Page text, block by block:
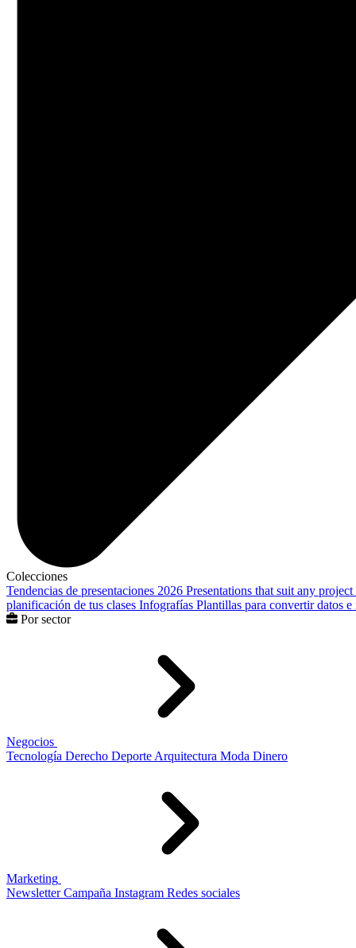
Colecciones
Tendencias de presentaciones 2026 Presentations that suit any project
planificación de tus clases Infografías Plantillas para convertir datos
Por sector
Negocios
Tecnología Derecho Deporte Arquitectura Moda Dinero
Marketing
Newsletter Campaña Instagram Redes sociales